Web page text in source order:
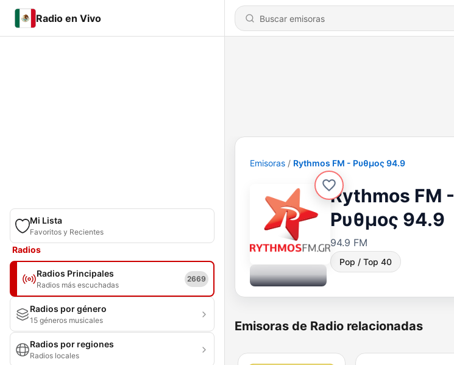
Radio en Vivo
Mi Lista
Favoritos y Recientes
Radios
Radios Principales
Radios más escuchadas
2669
Radios por género
15 géneros musicales
Radios por regiones
Radios locales
Emisoras Rythmos FM - Ρυθμος 94.9
Rythmos FM -
Ρυθμος 94.9
94.9 FM
Pop / Top 40
Emisoras de Radio relacionadas